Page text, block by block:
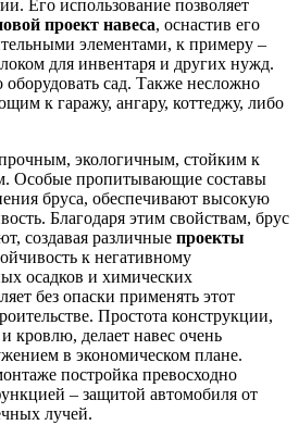
Его использование позволяет
проект навеса, оснастив его
элементами, к примеру –
для инвентаря и других нужд.
сад. Также несложно
к гаражу, ангару, коттеджу, либо
экологичным, стойким к
Особые пропитывающие составы
бруса, обеспечивают высокую
Благодаря этим свойствам, брус
создавая различные проекты
к негативному
осадков и химических
без опаски применять этот
Простота конструкции,
делает навес очень
в экономическом плане.
постройка превосходно
– защитой автомобиля от
лучей.